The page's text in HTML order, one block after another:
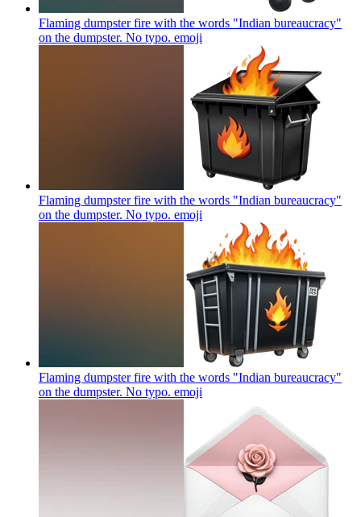
Flaming dumpster fire with the words "Indian bureaucracy"
on the dumpster. No typo. emoji
Flaming dumpster fire with the words "Indian bureaucracy"
on the dumpster. No typo. emoji
Flaming dumpster fire with the words "Indian bureaucracy"
on the dumpster. No typo. emoji